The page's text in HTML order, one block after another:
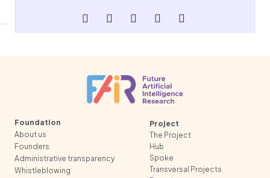
Foundation
About us
Founders
Administrative transparency
Whistleblowing
Project
The Project
Hub
Spoke
Transversal Projects